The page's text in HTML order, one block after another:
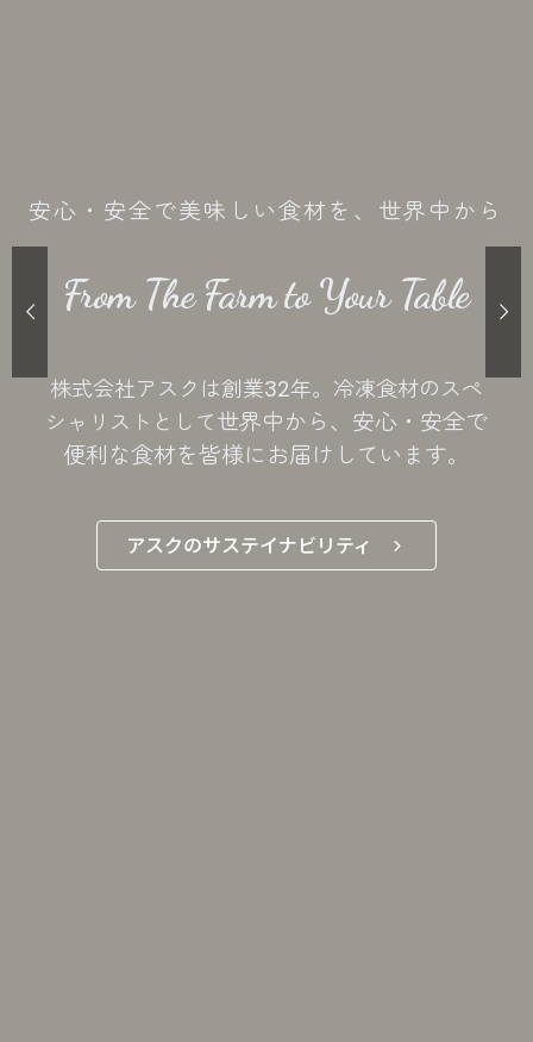
安心・安全で美味しい食材を、世界中から
From The Farm to Your Table
株式会社アスクは創業32年。冷凍食材のスペ
シャリストとして世界中から、安心・安全で
便利な食材を皆様にお届けしています。
アスクのサステイナビリティ